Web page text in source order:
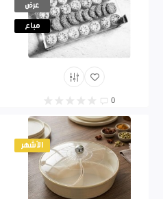
عرض
مباع
0
الأشهر